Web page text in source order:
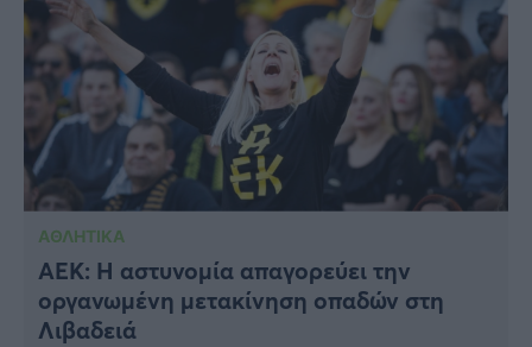
ΑΘΛΗΤΙΚΑ
ΑΕΚ: Η αστυνομία απαγορεύει την
οργανωμένη μετακίνηση οπαδών στη
Λιβαδειά